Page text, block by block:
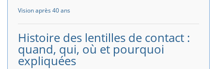
Vision après 40 ans
Histoire des lentilles de contact :
quand, qui, où et pourquoi
expliquées